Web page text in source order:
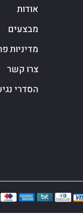
אודות
מבצעים
מדיניות
צרו קשר
הסדרי